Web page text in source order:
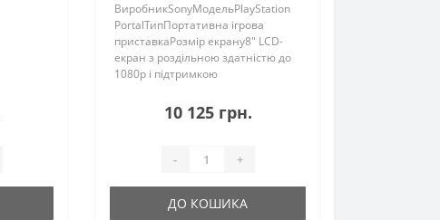
ВиробникSonyМодельPlayStation
PortalТипПортативна ігрова
приставкаРозмір екрану8" LCD-
екран з роздільною здатністю до
1080p і підтримкою
динаміки: єАкумулятор: єЧас
автономної роботи: до 10
10 125 грн.
- +
ДО КОШИКА